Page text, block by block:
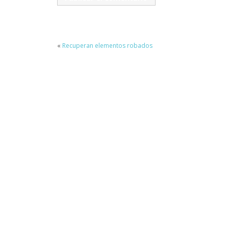
« Recuperan elementos robados